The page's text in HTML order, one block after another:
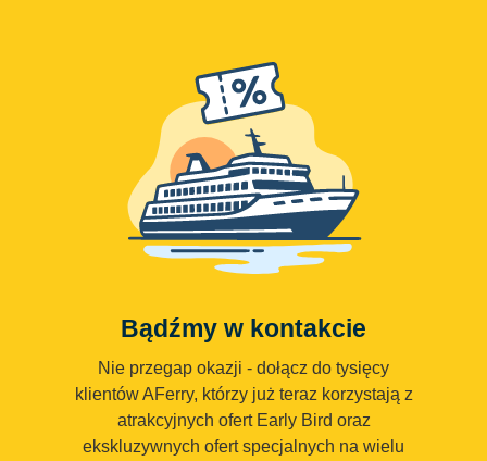
Bądźmy w kontakcie
Nie przegap okazji - dołącz do tysięcy
klientów AFerry, którzy już teraz korzystają z
atrakcyjnych ofert Early Bird oraz
ekskluzywnych ofert specjalnych na wielu